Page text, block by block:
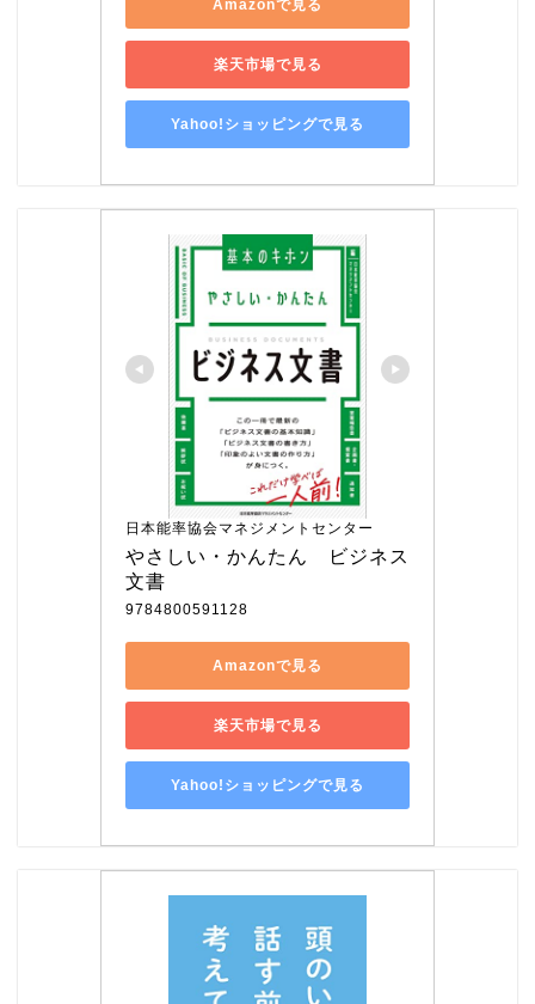
Amazonで見る
楽天市場で見る
Yahoo!ショッピングで見る
日本能率協会マネジメントセンター
やさしい・かんたん　ビジネス
文書
9784800591128
Amazonで見る
楽天市場で見る
Yahoo!ショッピングで見る